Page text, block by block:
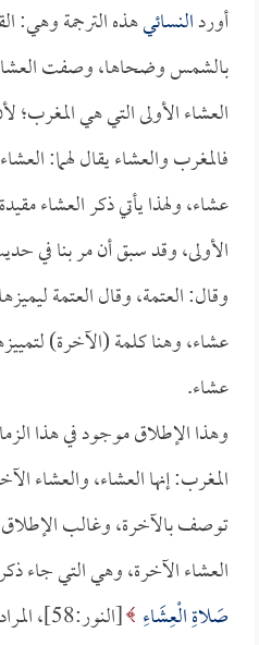
أوردالنسائيهذه الترجمة وهي:
بالشمس وضحاها، وصفت العشاء
العشاء الأولى التي هي المغرب؛
فالمغرب والعشاء يقال لهما:
عشاء، ولهذا يأتي ذكر العشاء
الأولى، وقد سبق أن مر بنا في
وقال: العتمة، وقال العتمة
عشاء، وهنا كلمة (الآخرة)
عشاء.
وهذا الإطلاق موجود في هذا
المغرب: إنها العشاء، والعشاء
توصف بالآخرة، وغالب الإطلاق
العشاء الآخرة، وهي التي جاء
صَلاةِ الْعِشَاءِ